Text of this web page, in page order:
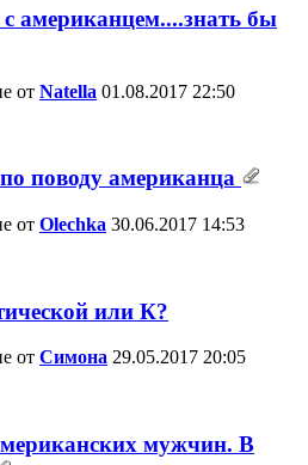
американцем....знать бы
от Natella 01.08.2017 22:50
поводу американца
от Olechka 30.06.2017 14:53
или К?
от Симона 29.05.2017 20:05
мужчин. В